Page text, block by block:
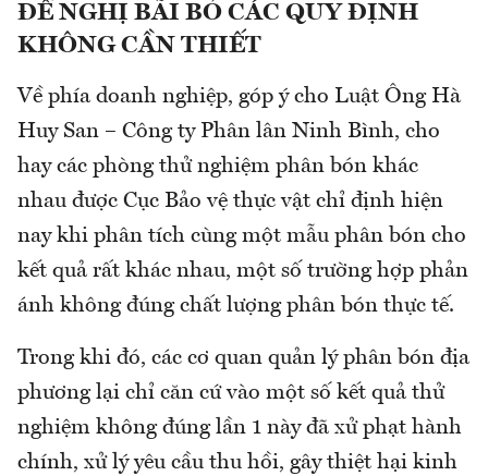
ĐỀ NGHỊ BÃI BỎ CÁC QUY ĐỊNH
KHÔNG CẦN THIẾT
Về phía doanh nghiệp, góp ý cho Luật Ông Hà
Huy San – Công ty Phân lân Ninh Bình, cho
hay các phòng thử nghiệm phân bón khác
nhau được Cục Bảo vệ thực vật chỉ định hiện
nay khi phân tích cùng một mẫu phân bón cho
kết quả rất khác nhau, một số trường hợp phản
ánh không đúng chất lượng phân bón thực tế.
Trong khi đó, các cơ quan quản lý phân bón địa
phương lại chỉ căn cứ vào một số kết quả thử
nghiệm không đúng lần 1 này đã xử phạt hành
chính, xử lý yêu cầu thu hồi, gây thiệt hại kinh